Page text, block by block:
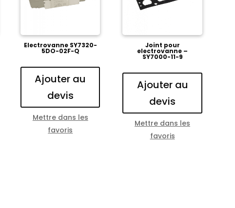
Electrovanne SY7320-
5DO-02F-Q
Ajouter au
devis
Mettre dans les
favoris
Joint pour
electrovanne –
SY7000-11-9
Ajouter au
devis
Mettre dans les
favoris